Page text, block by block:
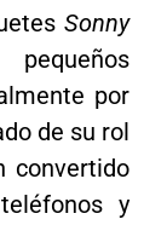
Sonny
por
de su rol
convertido
y